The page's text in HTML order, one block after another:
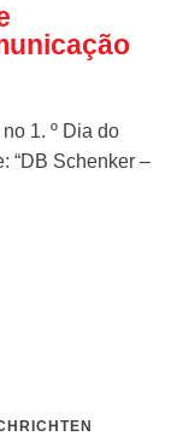
1. º Dia do
“DB Schenker –